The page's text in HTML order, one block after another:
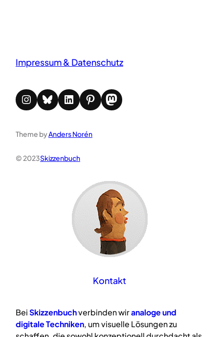
Impressum & Datenschutz
Instagram Bluesky LinkedIn Pinterest Mastodon
Theme byAnders Norén
© 2023Skizzenbuch
Kontakt
BeiSkizzenbuchverbinden wiranalogeund
digitaleTechniken, um visuelle Lösungen zu